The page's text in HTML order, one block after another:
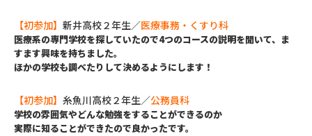
【初参加】 新井高校２年生／医療事務・くすり科
医療系の専門学校を探していたので4つのコースの説明を聞いて、ま
すます興味を持ちました。
ほかの学校も調べたりして決めるようにします！
【初参加】 糸魚川高校２年生／公務員科
学校の雰囲気やどんな勉強をすることができるのか
実際に知ることができたので良かったです。